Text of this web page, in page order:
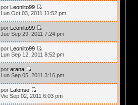
por Leonilto99
Lun Oct 03, 2011 11:52 pm
por Leonilto99
Jue Sep 29, 2011 7:24 pm
por Leonilto99
Lun Sep 12, 2011 8:52 pm
por arana
Lun Sep 05, 2011 3:16 pm
por Lalonso
Vie Sep 02, 2011 6:03 pm